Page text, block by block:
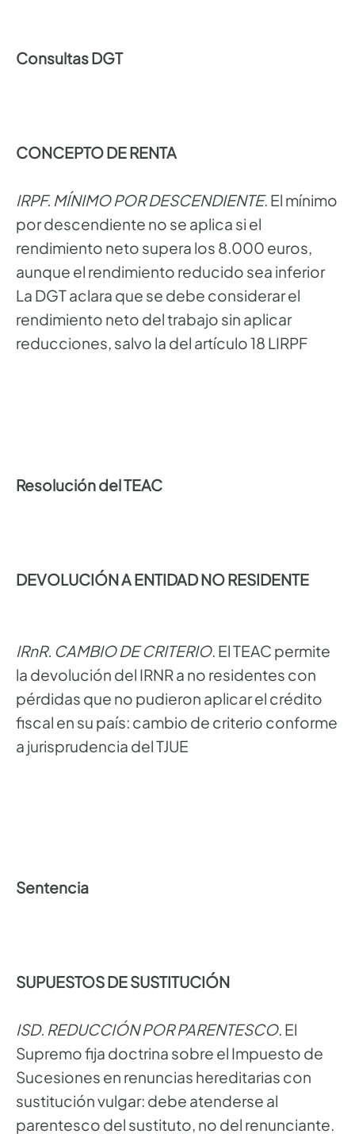
Consultas DGT
CONCEPTO DE RENTA
IRPF. MÍNIMO POR DESCENDIENTE. El mínimo
por descendiente no se aplica si el
rendimiento neto supera los 8.000 euros,
aunque el rendimiento reducido sea inferior
La DGT aclara que se debe considerar el
rendimiento neto del trabajo sin aplicar
reducciones, salvo la del artículo 18 LIRPF
Resolución del TEAC
DEVOLUCIÓN A ENTIDAD NO RESIDENTE
IRnR. CAMBIO DE CRITERIO. El TEAC permite
la devolución del IRNR a no residentes con
pérdidas que no pudieron aplicar el crédito
fiscal en su país: cambio de criterio conforme
a jurisprudencia del TJUE
Sentencia
SUPUESTOS DE SUSTITUCIÓN
ISD. REDUCCIÓN POR PARENTESCO. El
Supremo fija doctrina sobre el Impuesto de
Sucesiones en renuncias hereditarias con
sustitución vulgar: debe atenderse al
parentesco del sustituto, no del renunciante.